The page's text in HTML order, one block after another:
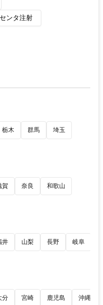
ンタ注射
栃木 群馬 埼玉
賀 奈良 和歌山
井 山梨 長野 岐阜
分 宮崎 鹿児島 沖縄